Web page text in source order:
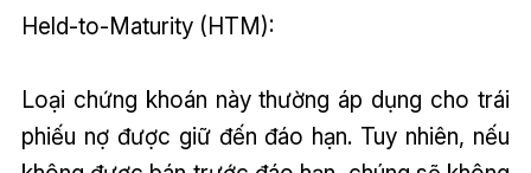
Held-to-Maturity (HTM):
Loại chứng khoán này thường áp dụng cho trái
phiếu nợ được giữ đến đáo hạn. Tuy nhiên, nếu